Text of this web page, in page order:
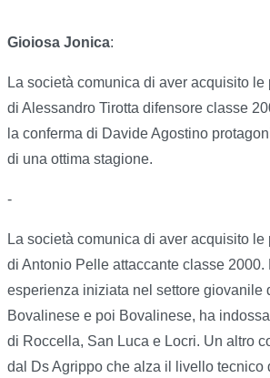
Gioiosa Jonica:
La società comunica di aver acquisito
di Alessandro Tirotta difensore classe
la conferma di Davide Agostino
di una ottima stagione.
-
La società comunica di aver acquisito
di Antonio Pelle attaccante classe 2000.
esperienza iniziata nel settore giovanile
Bovalinese e poi Bovalinese, ha
di Roccella, San Luca e Locri. Un altro
dal Ds Agrippo che alza il livello tecnico